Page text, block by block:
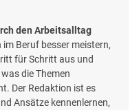
den Arbeitsalltag
Beruf besser meistern,
für Schritt aus und
die Themen
Der Redaktion ist es
Ansätze kennenlernen,